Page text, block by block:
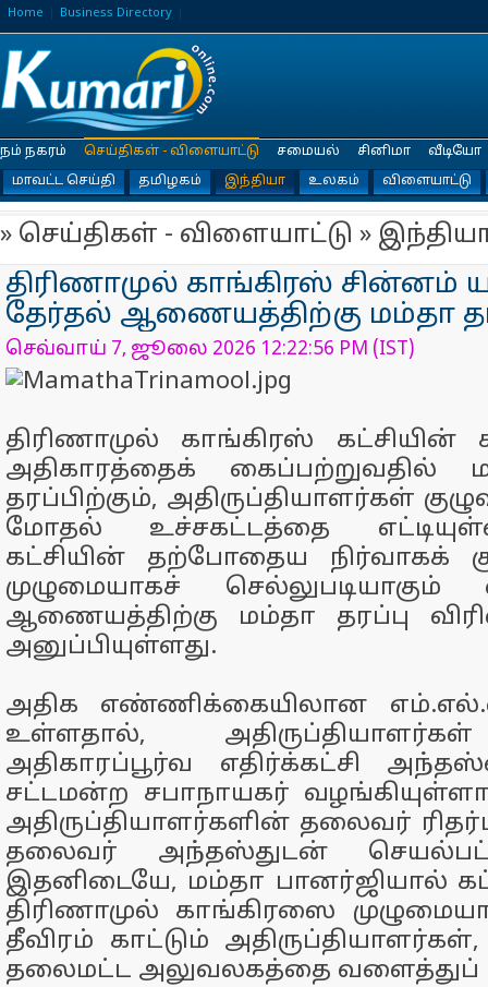
Home Business Directory
நம் நகரம்
செய்திகள் - விளையாட்டு
மாவட்ட செய்தி
தமிழகம் இந்தியா உலகம் விளையாட்டு
சமையல் சினிமா வீடியோ
» செய்திகள் - விளையாட்டு »
திரிணாமுல் காங்கிரஸ் சின்னம்
தேர்தல் ஆணையத்திற்கு மம்தா
செவ்வாய் 7, ஜூலை 2026 12:22:56 PM (IST)
திரிணாமுல் காங்கிரஸ் கட்சியின்
அதிகாரத்தைக் கைப்பற்றுவதில்
தரப்பிற்கும், அதிருப்தியாளர்கள்
மோதல் உச்சகட்டத்தை
கட்சியின் தற்போதைய நிர்வாகக்
முழுமையாகச்
ஆணையத்திற்கு மம்தா தரப்பு
அனுப்பியுள்ளது.
அதிக எண்ணிக்கையிலான
உள்ளதால்,
அதிகாரப்பூர்வ எதிர்க்கட்சி
சட்டமன்ற சபாநாயகர்
அதிருப்தியாளர்களின் தலைவர்
தலைவர் அந்தஸ்துடன்
இதனிடையே, மம்தா பானர்ஜியால்
திரிணாமுல் காங்கிரஸை
தீவிரம் காட்டும்
தலைமட்ட அலுவலகத்தை வளைத்துப்